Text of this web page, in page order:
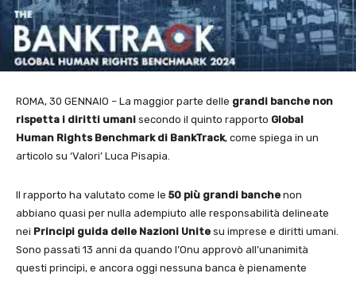
ROMA, 30 GENNAIO – La maggior parte delle grandi banche non
rispetta i diritti umani secondo il quinto rapporto Global
Human Rights Benchmark di BankTrack, come spiega in un
articolo su ‘Valori’ Luca Pisapia.
Il rapporto ha valutato come le 50 più grandi banche non
abbiano quasi per nulla adempiuto alle responsabilità delineate
nei Principi guida delle Nazioni Unite su imprese e diritti umani.
Sono passati 13 anni da quando l’Onu approvò all’unanimità
questi principi, e ancora oggi nessuna banca è pienamente